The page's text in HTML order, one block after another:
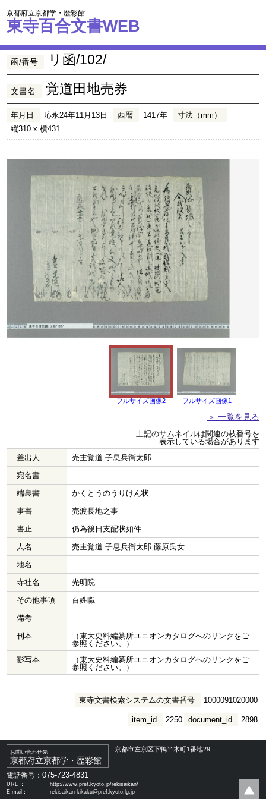
京都府立京都学・歴彩館
東寺百合文書WEB
函/番号 リ函/102/
文書名 覚道田地売券
年月日 応永24年11月13日 西暦 1417年
寸法（mm）
縦310 x 横431
フルサイズ画像2 フルサイズ画像1
＞ 一覧を見る
上記のサムネイルは関連の枝番号を
表示している場合があります
差出人
売主覚道 子息兵衛太郎
宛名書
端裏書
かくとうのうりけん状
事書
売渡長地之事
書止
仍為後日支配状如件
人名
売主覚道 子息兵衛太郎 藤原氏女
地名
寺社名
光明院
その他事項
百姓職
備考
刊本
（東大史料編纂所ユニオンカタログへのリンクをご
参照ください。）
影写本
（東大史料編纂所ユニオンカタログへのリンクをご
参照ください。）
東寺文書検索システムの文書番号 1000091020000
document_id 2898
item_id 2250
お問い合わせ先
京都府立京都学・歴彩館
京都市左京区下鴨半木町1番地29
電話番号：075-723-4831
URL ：
http://www.pref.kyoto.jp/rekisaikan/
E-mail：
rekisaikan-kikaku@pref.kyoto.lg.jp